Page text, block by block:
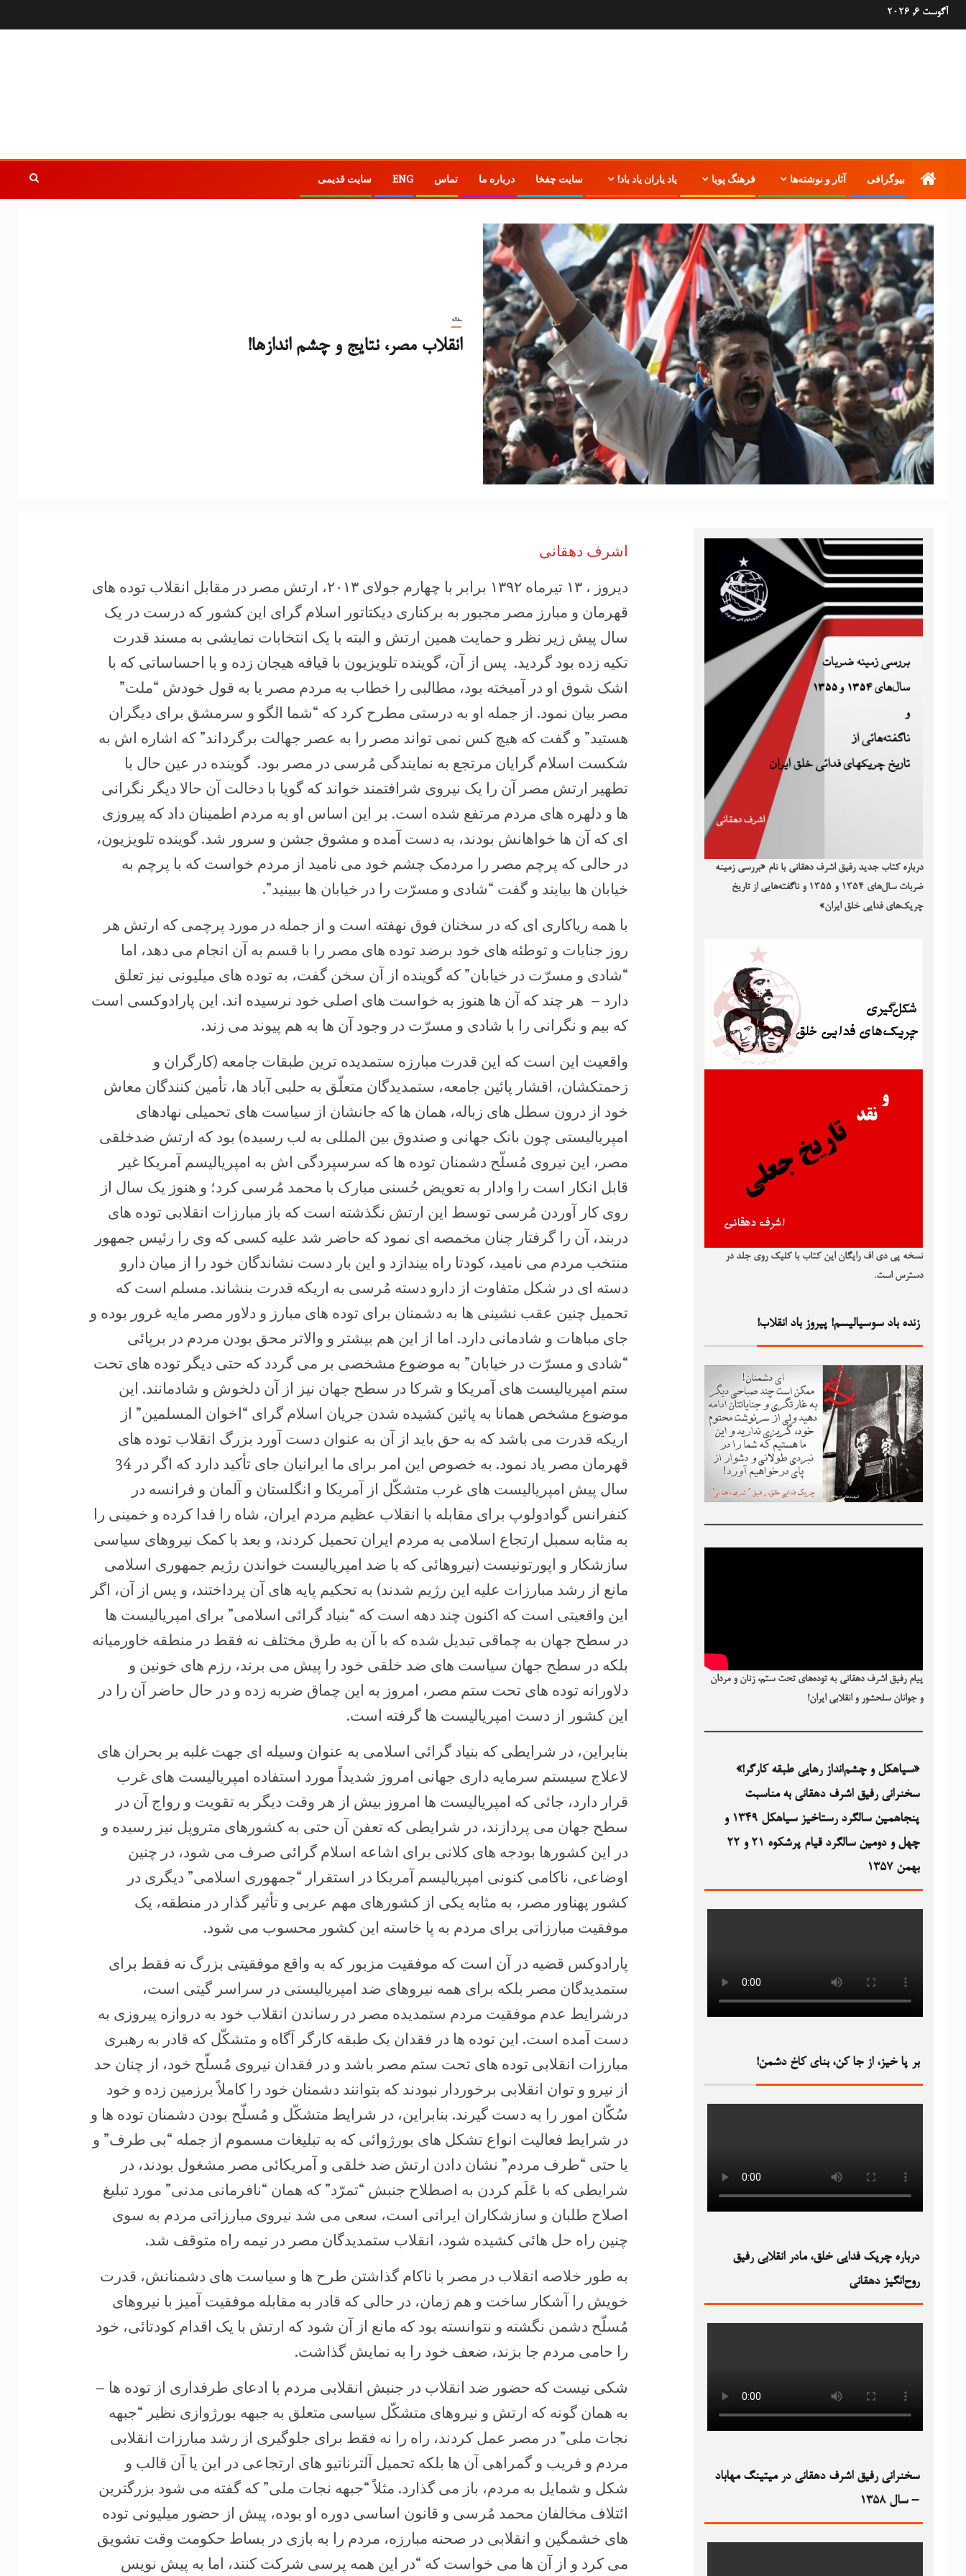
آگوست 6, 2026
بیوگرافی آثار و نوشته‌ها فرهنگ پویا یاد یاران یاد باد! سایت چفخا درباره ما تماس ENG سایت قدیمی
مقاله
انقلاب مصر، نتايج و چشم اندازها!
اشرف دهقانی
دیروز ، ۱۳ تیرماه ۱۳۹۲ برابر با چهارم جولای ۲۰۱۳، ارتش مصر در مقابل انقلاب توده های
قهرمان و مبارز مصر مجبور به برکناری دیکتاتور اسلام گرای این کشور که درست در یک
سال پیش زیر نظر و حمایت همین ارتش و البته با یک انتخابات نمایشی به مسند قدرت
تکیه زده بود گردید. پس از آن، گوینده تلویزیون با قیافه هیجان زده و با احساساتی که با
اشک شوق او در آمیخته بود، مطالبی را خطاب به مردم مصر یا به قول خودش “ملت”
مصر بیان نمود. از جمله او به درستی مطرح کرد که “شما الگو و سرمشق برای دیگران
هستید” و گفت که هیچ کس نمی تواند مصر را به عصر جهالت برگرداند” که اشاره اش به
شکست اسلام گرایان مرتجع به نمایندگی مُرسی در مصر بود. گوینده در عین حال با
تطهیر ارتش مصر آن را یک نیروی شرافتمند خواند که گویا با دخالت آن حالا دیگر نگرانی
ها و دلهره های مردم مرتفع شده است. بر این اساس او به مردم اطمینان داد که پیروزی
ای که آن ها خواهانش بودند، به دست آمده و مشوق جشن و سرور شد. گوینده تلویزیون،
در حالی که پرچم مصر را مردمک چشم خود می نامید از مردم خواست که با پرچم به
خیابان ها بیایند و گفت “شادی و مسرّت را در خیابان ها ببینید”.
با همه ریاکاری ای که در سخنان فوق نهفته است و از جمله در مورد پرچمی که ارتش هر
روز جنایات و توطئه های خود برضد توده های مصر را با قسم به آن انجام می دهد، اما
“شادی و مسرّت در خیابان” که گوینده از آن سخن گفت، به توده های میلیونی نیز تعلق
دارد – هر چند که آن ها هنوز به خواست های اصلی خود نرسیده اند. این پارادوکسی است
که بیم و نگرانی را با شادی و مسرّت در وجود آن ها به هم پیوند می زند.
واقعیت این است که این قدرت مبارزه ستمدیده ترین طبقات جامعه (کارگران و
زحمتکشان، اقشار پائین جامعه، ستمدیدگان متعلّق به حلبی آباد ها، تأمین کنندگان معاش
خود از درون سطل های زباله، همان ها که جانشان از سیاست های تحمیلی نهادهای
امپریالیستی چون بانک جهانی و صندوق بین المللی به لب رسیده) بود که ارتش ضدخلقی
مصر، این نیروی مُسلّح دشمنان توده ها که سرسپردگی اش به امپریالیسم آمریکا غیر
قابل انکار است را وادار به تعویض حُسنی مبارک با محمد مُرسی کرد؛ و هنوز یک سال از
روی کار آوردن مُرسی توسط این ارتش نگذشته است که باز مبارزات انقلابی توده های
دربند، آن را گرفتار چنان مخمصه ای نمود که حاضر شد علیه کسی که وی را رئیس جمهور
منتخب مردم می نامید، کودتا راه بیندازد و این بار دست نشاندگان خود را از میان دارو
دسته ای در شکل متفاوت از دارو دسته مُرسی به اریکه قدرت بنشاند. مسلم است که
تحمیل چنین عقب نشینی ها به دشمنان برای توده های مبارز و دلاور مصر مایه غرور بوده و
جای مباهات و شادمانی دارد. اما از این هم بیشتر و والاتر محق بودن مردم در برپائی
“شادی و مسرّت در خیابان” به موضوع مشخصی بر می گردد که حتی دیگر توده های تحت
ستم امپریالیست های آمریکا و شرکا در سطح جهان نیز از آن دلخوش و شادمانند. این
موضوع مشخص همانا به پائین کشیده شدن جریان اسلام گرای “اخوان المسلمین” از
اریکه قدرت می باشد که به حق باید از آن به عنوان دست آورد بزرگ انقلاب توده های
قهرمان مصر یاد نمود. به خصوص این امر برای ما ایرانیان جای تأکید دارد که اگر در 34
سال پیش امپریالیست های غرب متشکّل از آمریکا و انگلستان و آلمان و فرانسه در
کنفرانس گوادولوپ برای مقابله با انقلاب عظیم مردم ایران، شاه را فدا کرده و خمینی را
به مثابه سمبل ارتجاع اسلامی به مردم ایران تحمیل کردند، و بعد با کمک نیروهای سیاسی
سازشکار و اپورتونیست (نیروهائی که با ضد امپریالیست خواندن رژیم جمهوری اسلامی
مانع از رشد مبارزات علیه این رژیم شدند) به تحکیم پایه های آن پرداختند، و پس از آن، اگر
این واقعیتی است که اکنون چند دهه است که “بنیاد گرائی اسلامی” برای امپریالیست ها
در سطح جهان به چماقی تبدیل شده که با آن به طرق مختلف نه فقط در منطقه خاورمیانه
بلکه در سطح جهان سیاست های ضد خلقی خود را پیش می برند، رزم های خونین و
دلاورانه توده های تحت ستم مصر، امروز به این چماق ضربه زده و در حال حاضر آن را در
این کشور از دست امپریالیست ها گرفته است.
بنابراین، در شرایطی که بنیاد گرائی اسلامی به عنوان وسیله ای جهت غلبه بر بحران های
لاعلاج سیستم سرمایه داری جهانی امروز شدیداً مورد استفاده امپریالیست های غرب
قرار دارد، جائی که امپریالیست ها امروز بیش از هر وقت دیگر به تقویت و رواج آن در
سطح جهان می پردازند، در شرایطی که تعفن آن حتی به کشورهای متروپل نیز رسیده و
در این کشورها بودجه های کلانی برای اشاعه اسلام گرائی صرف می شود، در چنین
اوضاعی، ناکامی کنونی امپریالیسم آمریکا در استقرار “جمهوری اسلامی” دیگری در
کشور پهناور مصر، به مثابه یکی از کشورهای مهم عربی و تأثیر گذار در منطقه، یک
موفقیت مبارزاتی برای مردم به پا خاسته این کشور محسوب می شود.
پارادوکس قضیه در آن است که موفقیت مزبور که به واقع موفقیتی بزرگ نه فقط برای
ستمدیدگان مصر بلکه برای همه نیروهای ضد امپریالیستی در سراسر گیتی است،
درشرایط عدم موفقیت مردم ستمدیده مصر در رساندن انقلاب خود به دروازه پیروزی به
دست آمده است. این توده ها در فقدان یک طبقه کارگر آگاه و متشکّل که قادر به رهبری
مبارزات انقلابی توده های تحت ستم مصر باشد و در فقدان نیروی مُسلّح خود، از چنان حد
از نیرو و توان انقلابی برخوردار نبودند که بتوانند دشمنان خود را کاملاً برزمین زده و خود
سُکّان امور را به دست گیرند. بنابراین، در شرایط متشکّل و مُسلّح بودن دشمنان توده ها و
در شرایط فعالیت انواع تشکل های بورژوائی که به تبلیغات مسموم از جمله “بی طرف” و
یا حتی “طرف مردم” نشان دادن ارتش ضد خلقی و آمریکائی مصر مشغول بودند، در
شرایطی که با عَلَم کردن به اصطلاح جنبش “تمرّد” که همان “نافرمانی مدنی” مورد تبلیغ
اصلاح طلبان و سازشکاران ایرانی است، سعی می شد نیروی مبارزاتی مردم به سوی
چنین راه حل هائی کشیده شود، انقلاب ستمدیدگان مصر در نیمه راه متوقف شد.
به طور خلاصه انقلاب در مصر با ناکام گذاشتن طرح ها و سیاست های دشمنانش، قدرت
خویش را آشکار ساخت و هم زمان، در حالی که قادر به مقابله موفقیت آمیز با نیروهای
مُسلّح دشمن نگشته و نتوانسته بود که مانع از آن شود که ارتش با یک اقدام کودتائی، خود
را حامی مردم جا بزند، ضعف خود را به نمایش گذاشت.
شکی نیست که حضور ضد انقلاب در جنبش انقلابی مردم با ادعای طرفداری از توده ها –
به همان گونه که ارتش و نیروهای متشکّل سیاسی متعلق به جبهه بورژوازی نظیر “جبهه
نجات ملی” در مصر عمل کردند، راه را نه فقط برای جلوگیری از رشد مبارزات انقلابی
مردم و فریب و گمراهی آن ها بلکه تحمیل آلترناتیو های ارتجاعی در این یا آن قالب و
شکل و شمایل به مردم، باز می گذارد. مثلاً “جبهه نجات ملی” که گفته می شود بزرگترین
ائتلاف مخالفان محمد مُرسی و قانون اساسی دوره او بوده، پیش از حضور میلیونی توده
های خشمگین و انقلابی در صحنه مبارزه، مردم را به بازی در بساط حکومت وقت تشویق
می کرد و از آن ها می خواست که “در این همه پرسی شرکت کنند، اما به پیش نویس
درباره کتاب جدید رفیق اشرف دهقانی با نام «بررسی زمینه
ضربات سال‌های ۱۳۵۴ و ۱۳۵۵ و ناگفته‌هایی از تاریخ
چریک‌های فدایی خلق ایران»
نسخه پی دی اف رایگان این کتاب با کلیک روی جلد در
دسترس است.
زنده باد سوسیالیسم! پیروز باد انقلاب!
پیام رفیق اشرف دهقانی به توده‌های تحت ستم، زنان و مردان
و جوانان سلحشور و انقلابی ایران!
«سیاهکل و چشم‌انداز رهایی طبقه کارگر!»
سخنرانی رفیق اشرف دهقانی به مناسبت
پنجاهمین سالگرد رستاخیز سیاهکل ۱۳۴۹‏ و
چهل و دومین سالگرد قیام پرشکوه ۲۱ و ۲۲
بهمن ۱۳۵۷
بر پا خیز، از جا کن، بنای کاخ دشمن!‏
درباره چریک فدایی خلق، مادر انقلابی رفیق
روح‌انگیز دهقانی
سخنرانی رفیق اشرف دهقانی در میتینگ مهاباد
– سال ۱۳۵۸